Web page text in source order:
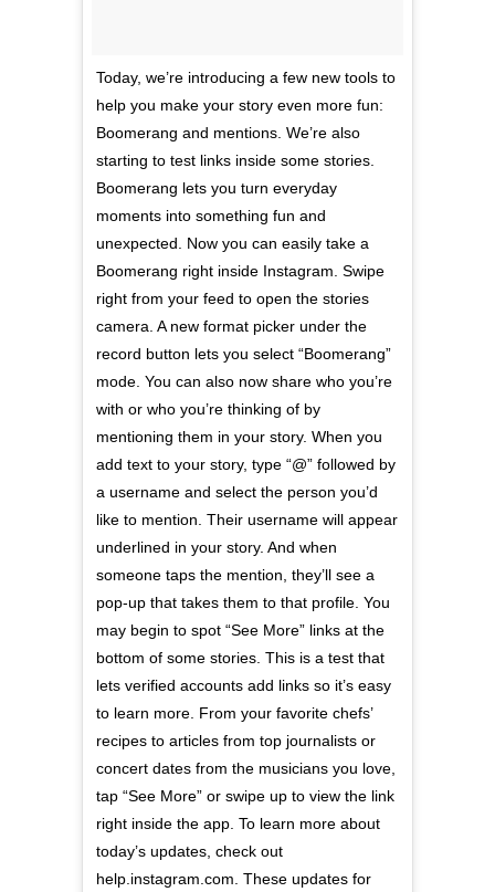
Today, we’re introducing a few new tools to
help you make your story even more fun:
Boomerang and mentions. We’re also
starting to test links inside some stories.
Boomerang lets you turn everyday
moments into something fun and
unexpected. Now you can easily take a
Boomerang right inside Instagram. Swipe
right from your feed to open the stories
camera. A new format picker under the
record button lets you select “Boomerang”
mode. You can also now share who you’re
with or who you’re thinking of by
mentioning them in your story. When you
add text to your story, type “@” followed by
a username and select the person you’d
like to mention. Their username will appear
underlined in your story. And when
someone taps the mention, they’ll see a
pop-up that takes them to that profile. You
may begin to spot “See More” links at the
bottom of some stories. This is a test that
lets verified accounts add links so it’s easy
to learn more. From your favorite chefs’
recipes to articles from top journalists or
concert dates from the musicians you love,
tap “See More” or swipe up to view the link
right inside the app. To learn more about
today’s updates, check out
help.instagram.com. These updates for